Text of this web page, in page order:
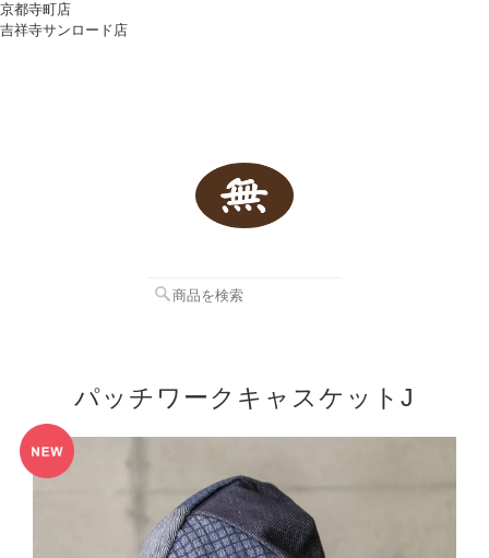
京都寺町店
吉祥寺サンロード店
パッチワークキャスケットJ